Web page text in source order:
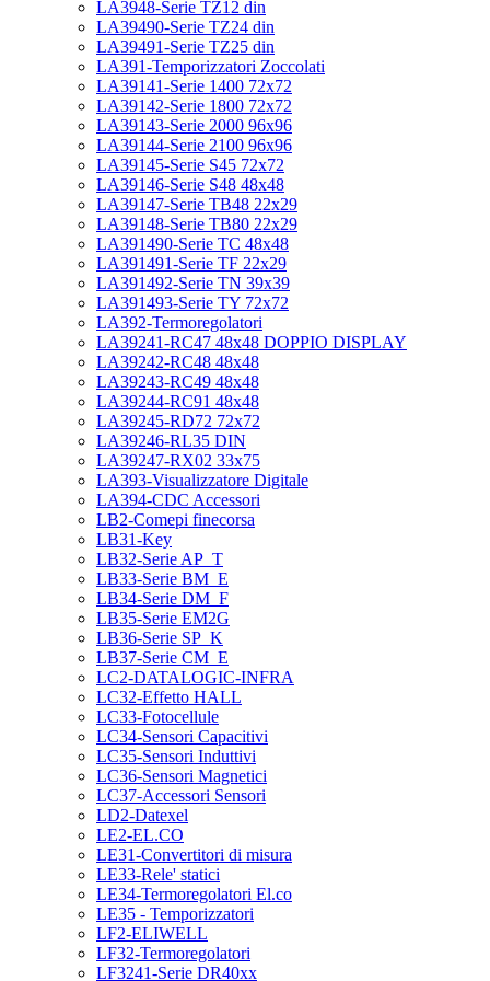
LA3948-Serie TZ12 din
LA39490-Serie TZ24 din
LA39491-Serie TZ25 din
LA391-Temporizzatori Zoccolati
LA39141-Serie 1400 72x72
LA39142-Serie 1800 72x72
LA39143-Serie 2000 96x96
LA39144-Serie 2100 96x96
LA39145-Serie S45 72x72
LA39146-Serie S48 48x48
LA39147-Serie TB48 22x29
LA39148-Serie TB80 22x29
LA391490-Serie TC 48x48
LA391491-Serie TF 22x29
LA391492-Serie TN 39x39
LA391493-Serie TY 72x72
LA392-Termoregolatori
LA39241-RC47 48x48 DOPPIO DISPLAY
LA39242-RC48 48x48
LA39243-RC49 48x48
LA39244-RC91 48x48
LA39245-RD72 72x72
LA39246-RL35 DIN
LA39247-RX02 33x75
LA393-Visualizzatore Digitale
LA394-CDC Accessori
LB2-Comepi finecorsa
LB31-Key
LB32-Serie AP_T
LB33-Serie BM_E
LB34-Serie DM_F
LB35-Serie EM2G
LB36-Serie SP_K
LB37-Serie CM_E
LC2-DATALOGIC-INFRA
LC32-Effetto HALL
LC33-Fotocellule
LC34-Sensori Capacitivi
LC35-Sensori Induttivi
LC36-Sensori Magnetici
LC37-Accessori Sensori
LD2-Datexel
LE2-EL.CO
LE31-Convertitori di misura
LE33-Rele' statici
LE34-Termoregolatori El.co
LE35 - Temporizzatori
LF2-ELIWELL
LF32-Termoregolatori
LF3241-Serie DR40xx